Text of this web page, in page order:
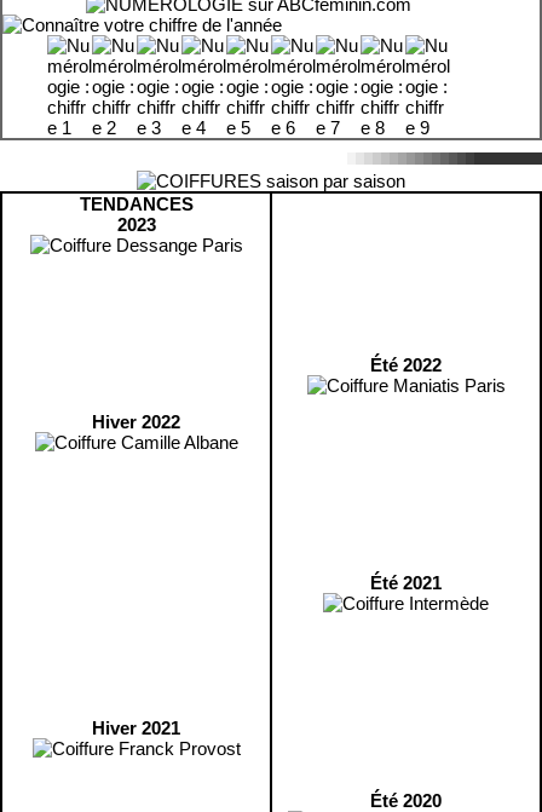
TENDANCES
2023
Hiver 2022
Hiver 2021
Été 2022
Été 2021
Été 2020